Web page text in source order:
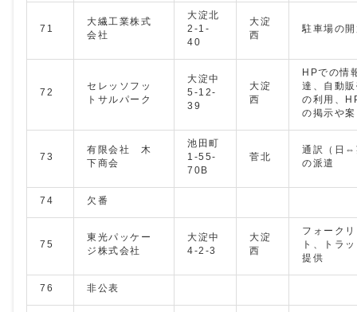
71
大繊工業株式
会社
大淀北
2-1-
40
大淀
西
駐車場の
72
セレッソフッ
トサルパーク
大淀中
5-12-
39
大淀
西
HPでの情
達、自動
の利用、
の掲示や
73
有限会社 木
下商会
池田町
1-55-
70B
菅北
通訳（日⇔
の派遣
74 欠番
75
東光パッケー
ジ株式会社
大淀中
4-2-3
大淀
西
フォーク
ト、トラ
提供
76 非公表